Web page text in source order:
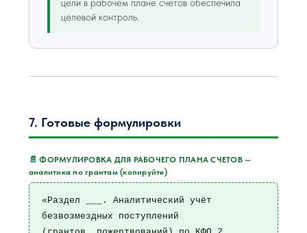
цели в рабочем плане счетов обеспечила
целевой контроль.
7. Готовые формулировки
📄 ФОРМУЛИРОВКА ДЛЯ РАБОЧЕГО ПЛАНА СЧЕТОВ —
аналитика по грантам (копируйте)
«Раздел ___. Аналитический учёт
безвозмездных поступлений